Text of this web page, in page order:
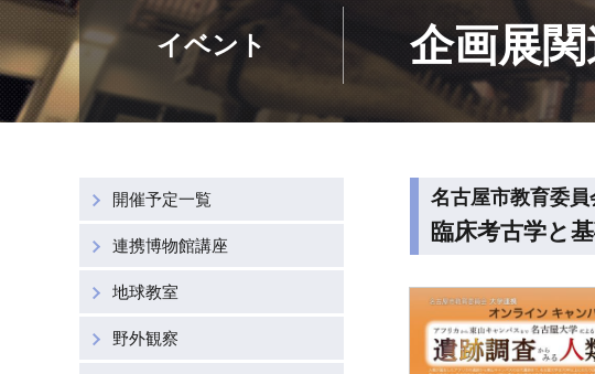
博物館への寄贈
イベント 企画展
名古屋市教育委
臨床考古学と
開催予定一覧
連携博物館講座
地球教室
野外観察